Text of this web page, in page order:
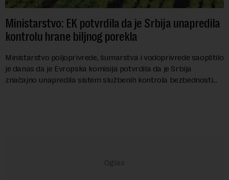
Ministarstvo: EK potvrdila da je Srbija unapredila
kontrolu hrane biljnog porekla
Ministarstvo poljoprivrede, šumarstva i vodoprivrede saopštilo
je danas da je Evropska komisija potvrdila da je Srbija
značajno unapredila sistem službenih kontrola bezbednosti